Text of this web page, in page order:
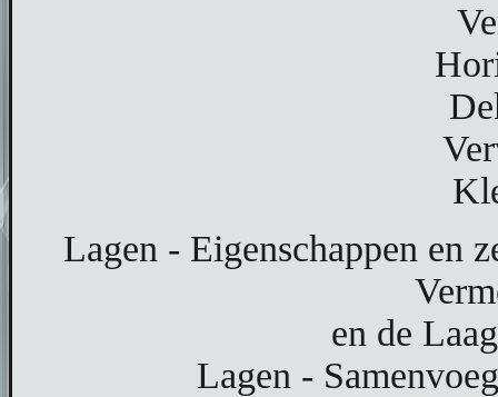
Lagen - Eigenschappen en
en de
Lagen -